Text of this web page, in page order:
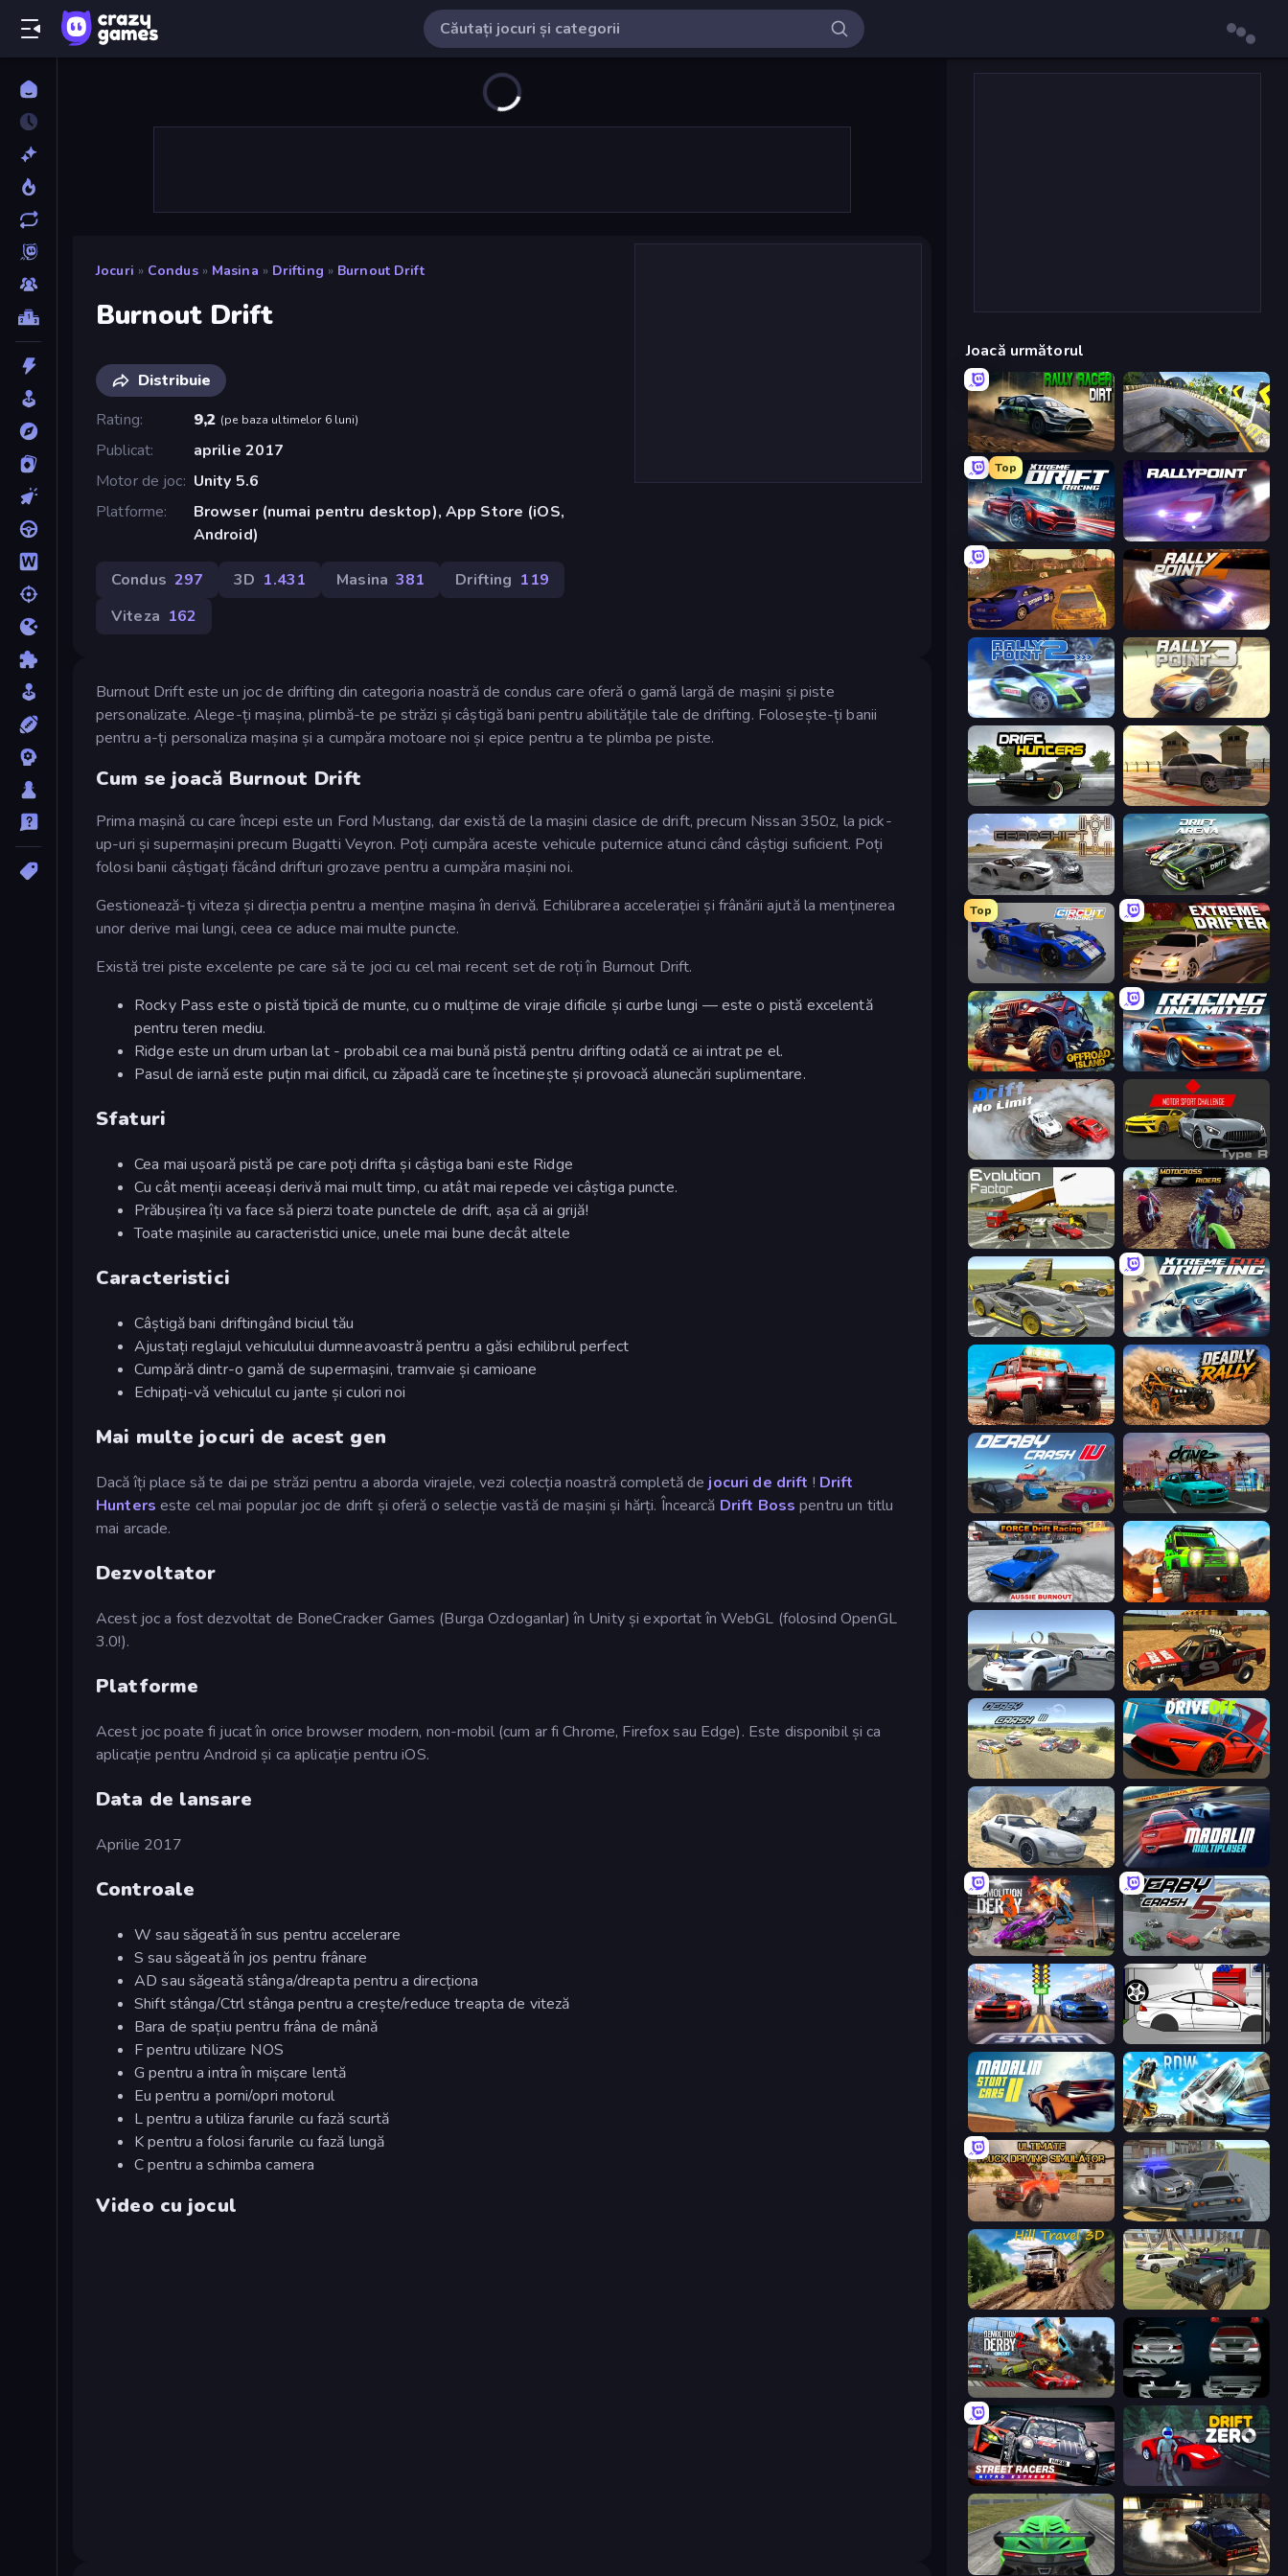
Jocuri » Condus » Masina » Drifting » Burnout Drift
Burnout Drift
Distribuie
Rating
9,2 (pe baza ultimelor 6 luni)
Publicat
aprilie 2017
Motor de joc Unity 5.6
Platforme
Browser (numai pentru desktop), App Store (iOS,
Android)
Condus 297 3D 1.431 Masina 381 Drifting 119
Viteza 162
Burnout Drift este un joc de drifting din categoria noastră de condus care oferă o gamă largă de mașini și piste
personalizate. Alege-ți mașina, plimbă-te pe străzi și câștigă bani pentru abilitățile tale de drifting. Folosește-ți banii
pentru a-ți personaliza mașina și a cumpăra motoare noi și epice pentru a te plimba pe piste.
Cum se joacă Burnout Drift
Prima mașină cu care începi este un Ford Mustang, dar există de la mașini clasice de drift, precum Nissan 350z, la pick-
up-uri și supermașini precum Bugatti Veyron. Poți cumpăra aceste vehicule puternice atunci când câștigi suficient. Poți
folosi banii câștigați făcând drifturi grozave pentru a cumpăra mașini noi.
Gestionează-ți viteza și direcția pentru a menține mașina în derivă. Echilibrarea accelerației și frânării ajută la menținerea
unor derive mai lungi, ceea ce aduce mai multe puncte.
Există trei piste excelente pe care să te joci cu cel mai recent set de roți în Burnout Drift.
Rocky Pass este o pistă tipică de munte, cu o mulțime de viraje dificile și curbe lungi — este o pistă excelentă
pentru teren mediu.
Ridge este un drum urban lat - probabil cea mai bună pistă pentru drifting odată ce ai intrat pe el.
Pasul de iarnă este puțin mai dificil, cu zăpadă care te încetinește și provoacă alunecări suplimentare.
Sfaturi
Cea mai ușoară pistă pe care poți drifta și câștiga bani este Ridge
Cu cât menții aceeași derivă mai mult timp, cu atât mai repede vei câștiga puncte.
Prăbușirea îți va face să pierzi toate punctele de drift, așa că ai grijă!
Toate mașinile au caracteristici unice, unele mai bune decât altele
Caracteristici
Câștigă bani driftingând biciul tău
Ajustați reglajul vehiculului dumneavoastră pentru a găsi echilibrul perfect
Cumpără dintr-o gamă de supermașini, tramvaie și camioane
Echipați-vă vehiculul cu jante și culori noi
Mai multe jocuri de acest gen
Dacă îți place să te dai pe străzi pentru a aborda virajele, vezi colecția noastră completă de jocuri de drift ! Drift
Hunters este cel mai popular joc de drift și oferă o selecție vastă de mașini și hărți. Încearcă Drift Boss pentru un titlu
mai arcade.
Dezvoltator
Acest joc a fost dezvoltat de BoneCracker Games (Burga Ozdoganlar) în Unity și exportat în WebGL (folosind OpenGL
3.0!).
Platforme
Acest joc poate fi jucat în orice browser modern, non-mobil (cum ar fi Chrome, Firefox sau Edge). Este disponibil și ca
aplicație pentru Android și ca aplicație pentru iOS.
Data de lansare
Aprilie 2017
Controale
W sau săgeată în sus pentru accelerare
S sau săgeată în jos pentru frânare
AD sau săgeată stânga/dreapta pentru a direcționa
Shift stânga/Ctrl stânga pentru a crește/reduce treapta de viteză
Bara de spațiu pentru frâna de mână
F pentru utilizare NOS
G pentru a intra în mișcare lentă
Eu pentru a porni/opri motorul
L pentru a utiliza farurile cu fază scurtă
K pentru a folosi farurile cu fază lungă
C pentru a schimba camera
Video cu jocul
Joacă următorul
Rally Racer Dirt Burnout Drift 2: Hilltop
Top
Xtreme DRIFT Racing Rally Point
Dirt Rally Driver HD Rally Point 4
Rally Point 2 Rally Point 3
Drift Hunters Burnout Drift 3: Seaport Max
Gearshift One Drift Arena
Top
Circuit Racing Extreme Drifter
Offroad Island Racing Unlimited
Drift No Limit Motor Sport Challenge Type R
Evolution Factor MotoCross Riders
Wrong Way Xtreme City Drifting
Offroad Masters Challenge Deadly Rally
Derby Crash 4 RealDrive
Force Drift Racing: Aussie Burnout Offroad Life 3D
Offroad Dirt Racing 3D
Derby Crash 3 DriveOff
Derby Crash 2
Demolition Derby 3 Derby Crash 5
Street Racer 2 Drag Racer V2
Madalin Stunt Cars 2 Real Drift World
Ultimate Truck Driving Simulator 2020 RCC City Racing
Hill Travel 3D 4x4 Offroader
Demolition Derby 2 Decorate My BMW M5
Street Racers Nitro Extreme Drift Zero
Speed Racing Pro 2 City Classic Car Driving: 131